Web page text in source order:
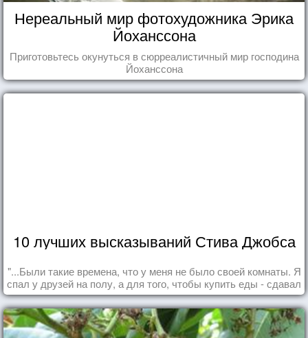
Нереальный мир фотохудожника Эрика
Йоханссона
Приготовьтесь окунуться в сюрреалистичный мир господина
Йоханссона
10 лучших высказываний Стива Джобса
"...Были такие времена, что у меня не было своей комнаты. Я
спал у друзей на полу, а для того, чтобы купить еды - сдавал
бутылки из под кока-колы"